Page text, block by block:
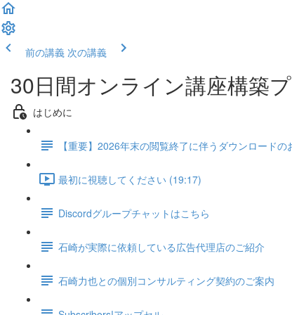
前の講義 次の講義
30日間オンライン講座構築
はじめに
【重要】2026年末の閲覧終了に伴うダウンロードの
最初に視聴してください (19:17)
Discordグループチャットはこちら
石崎が実際に依頼している広告代理店のご紹介
石崎力也との個別コンサルティング契約のご案内